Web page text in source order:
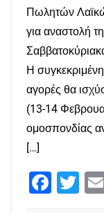
Πωλητών
για αναστολή
Η
αγορές θα
(13-14
ομοσπονδίας
[…]
Facebook